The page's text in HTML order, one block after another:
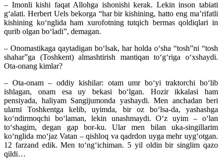
– Imonli kishi faqat Allohga ishonishi kerak. Lekin inson tabiati
gʻalati. Herbert Uels bekorga “har bir kishining, hatto eng maʼrifatli
kishining koʻnglida ham xurofotning tutqich bermas qoldiqlari in
qurib olgan boʻladi”, demagan.
– Onomastikaga qaytadigan boʻlsak, har holda oʻsha “tosh”ni “tosh
shahar”ga (Toshkent) almashtirish mantiqan toʻgʻriga oʻxshaydi.
Ota-onang kimlar?
– Ota-onam – oddiy kishilar: otam umr boʻyi traktorchi boʻlib
ishlagan, onam esa uy bekasi boʻlgan. Hozir ikkalasi ham
pensiyada, haliyam Sangijumonda yashaydi. Men anchadan beri
ularni Toshkentga kelib, uyimda, bir oz boʻlsa-da, yashashga
koʻndirmoqchi boʻlaman, lekin unashmaydi. Oʻz uyim – oʻlan
toʻshagim, degan gap bor-ku. Ular men bilan uka-singillarim
koʻnglida moʻjaz Vatan – qishloq va qadrdon uyga mehr uygʻotgan.
12 farzand edik. Men toʻngʻichiman. 5 yil oldin bir singlim qazo
qildi…